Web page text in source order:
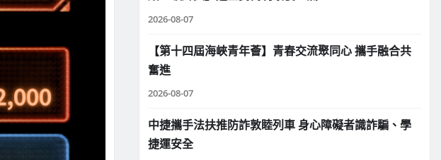
2026-08-07
【第十四屆海峽青年薈】青春交流聚同心 攜手融合共
奮進
2026-08-07
中捷攜手法扶推防詐敦睦列車 身心障礙者識詐騙、學
捷運安全